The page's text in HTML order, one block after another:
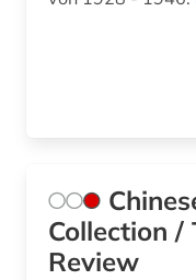
spiel (1)
sport (17)
Collection / The China Weekly
Review